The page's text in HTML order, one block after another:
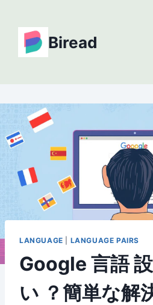
content
Biread
LANGUAGE LANGUAGE PAIRS
Google 言語
い ？簡単な解